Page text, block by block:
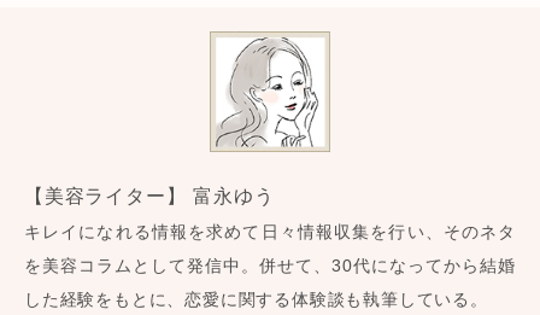
【美容ライター】 富永ゆう
キレイになれる情報を求めて日々情報収集を行い、そのネタ
を美容コラムとして発信中。併せて、30代になってから結婚
した経験をもとに、恋愛に関する体験談も執筆している。